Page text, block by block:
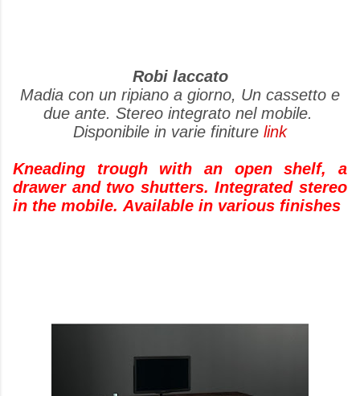
Robi laccato
Madia con un ripiano a giorno, Un cassetto e
due ante. Stereo integrato nel mobile.
Disponibile in varie finiture link
Kneading trough with an open shelf, a
drawer and two shutters. Integrated stereo
in the mobile. Available in various finishes